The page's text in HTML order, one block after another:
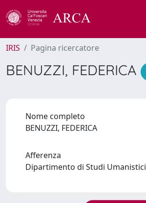
IRIS Pagina ricercatore
BENUZZI, FEDERICA
Nome completo
BENUZZI, FEDERICA
Afferenza
Dipartimento di Studi Umanistici